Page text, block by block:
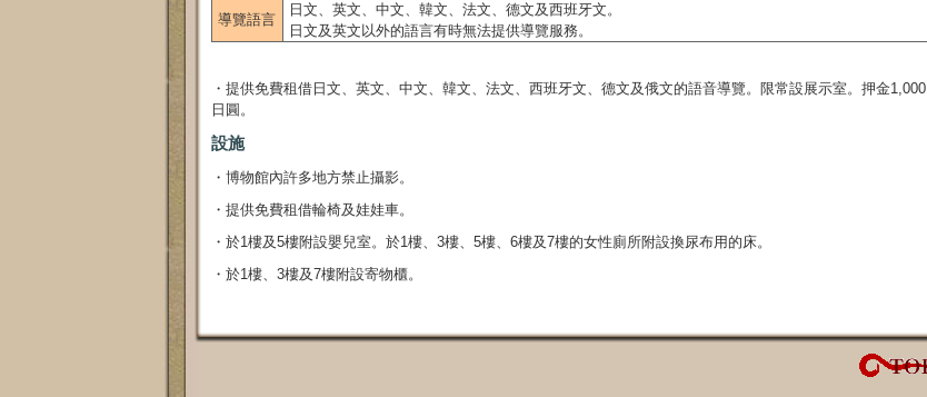
導覽語言
日文、英文、中文、韓文、法文、德文及西班牙文。
日文及英文以外的語言有時無法提供導覽服務。
・提供免費租借日文、英文、中文、韓文、法文、西班牙文、德文及俄文的語音導覽。限常設展示室。押金1,000
日圓。
設施
・博物館內許多地方禁止攝影。
・提供免費租借輪椅及娃娃車。
・於1樓及5樓附設嬰兒室。於1樓、3樓、5樓、6樓及7樓的女性廁所附設換尿布用的床。
・於1樓、3樓及7樓附設寄物櫃。